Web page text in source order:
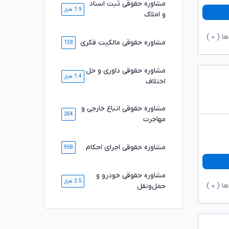
( ۰
( ۰
مشاوره حقوقی ثبت اسناد
و املاک
1.9 هزار
مشاوره حقوقی مالکیت فکری 138
مشاوره حقوقی داوری و حل
اختلاف
1.4 هزار
مشاوره حقوقی اتباع خارجی و
مهاجرت
284
مشاوره حقوقی اجرای احکام 958
مشاوره حقوقی خودرو و
حمل‌ونقل
2.5 هزار